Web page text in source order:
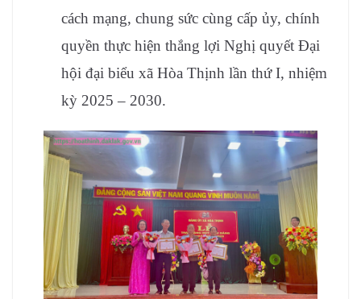
cách mạng, chung sức cùng cấp ủy, chính
quyền thực hiện thắng lợi Nghị quyết Đại
hội đại biểu xã Hòa Thịnh lần thứ I, nhiệm
kỳ 2025 – 2030.